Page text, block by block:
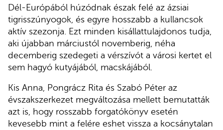
Dél-Európából húzódnak észak felé az ázsiai
tigrisszúnyogok, és egyre hosszabb a kullancsok
aktív szezonja. Ezt minden kisállattulajdonos tudja,
aki újabban márciustól novemberig, néha
decemberig szedegeti a vérszívót a városi kertet el
sem hagyó kutyájából, macskájából.
Kis Anna, Pongrácz Rita és Szabó Péter az
évszakszerkezet megváltozása mellett bemutatták
azt is, hogy rosszabb forgatókönyv esetén
kevesebb mint a felére eshet vissza a kocsánytalan